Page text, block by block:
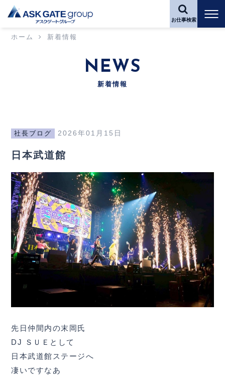
お仕事検索
ホーム 新着情報
NEWS
新着情報
社長ブログ 2026年01月15日
日本武道館
先日仲間内の末岡氏
DJ ＳＵＥとして
日本武道館ステージへ
凄いですなあ